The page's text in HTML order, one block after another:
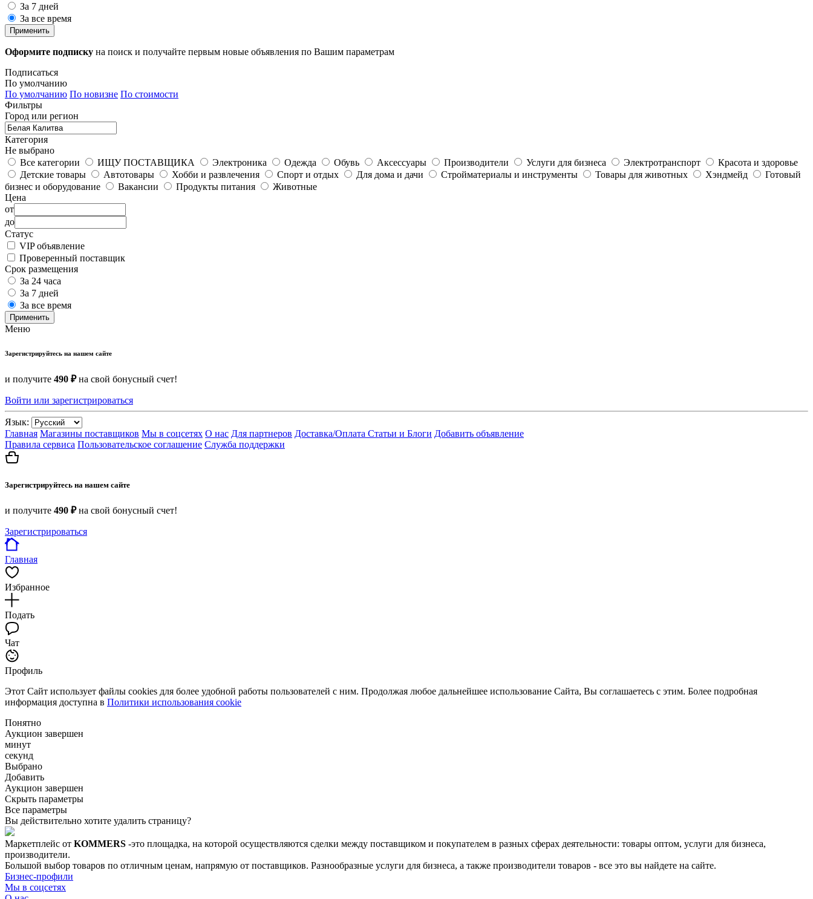
За 7 дней
За все время
Применить
Оформите подписку на поиск и получайте первым новые объявления по Вашим параметрам
Подписаться
По умолчанию
По умолчанию По новизне По стоимости
Фильтры
Город или регион
Категория
Не выбрано
Все категории
ИЩУ ПОСТАВЩИКА Электроника Одежда Обувь Аксессуары Производители Услуги для бизнеса Электротранспорт
Красота и здоровье
Детские товары
Автотовары Хобби и развлечения Спорт и отдых Для дома и дачи Стройматериалы и инструменты Товары для животных Хэндмейд
Готовый
бизнес и оборудование
Вакансии Продукты питания
Животные
Цена
от
до
Статус
VIP объявление
Проверенный поставщик
Срок размещения
За 24 часа
За 7 дней
За все время
Применить
Меню
Зарегистрируйтесь на нашем сайте
и получите 490 ₽на свой бонусный счет!
Войти или зарегистрироваться
Язык:
Главная Магазины поставщиков Мы в соцсетях О нас Для партнеров Доставка/Оплата Статьи и Блоги Добавить объявление
Правила сервиса Пользовательское соглашение Служба поддержки
Зарегистрируйтесь на нашем сайте
и получите 490 ₽на свой бонусный счет!
Зарегистрироваться
Главная
Избранное
Подать
Чат
Профиль
Этот Сайт использует файлы cookies для более удобной работы пользователей с ним. Продолжая любое дальнейшее использование Сайта, Вы соглашаетесь с этим. Более подробная
информация доступна в Политики использования cookie
Понятно
Аукцион завершен
минут
секунд
Выбрано
Добавить
Аукцион завершен
Скрыть параметры
Все параметры
Вы действительно хотите удалить страницу?
Маркетплейс от KOMMERS -это площадка, на которой осуществляются сделки между поставщиком и покупателем в разных сферах деятельности: товары оптом, услуги для бизнеса,
производители.
Большой выбор товаров по отличным ценам, напрямую от поставщиков. Разнообразные услуги для бизнеса, а также производители товаров - все это вы найдете на сайте.
Бизнес-профили
Мы в соцсетях